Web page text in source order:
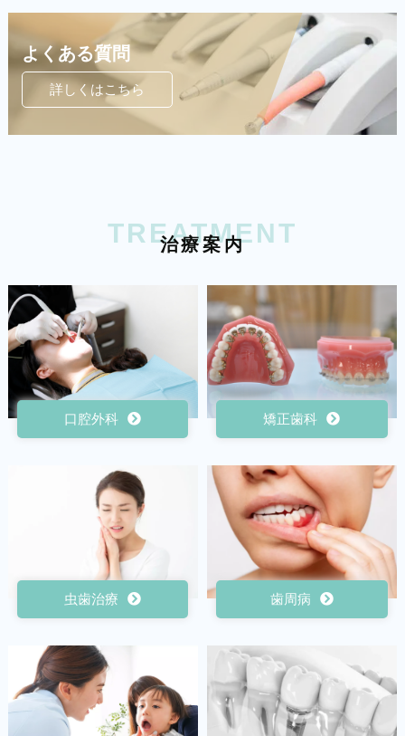
よくある質問
詳しくはこちら
TREATMENT
治療案内
口腔外科 矯正歯科
虫歯治療 歯周病